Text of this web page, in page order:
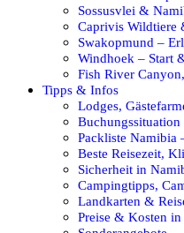
Sossusvlei &
Caprivis Wildtiere
Swakopmund –
Windhoek – Start
Fish River
Tipps & Infos
Lodges,
Packliste Namibia
Beste Reisezeit,
Sicherheit in
Campingtipps,
Landkarten &
Preise & Kosten